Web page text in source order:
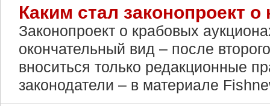
Каким стал законопроект
Законопроект о крабовых
окончательный вид – после
вноситься только редакционные
законодатели – в материале